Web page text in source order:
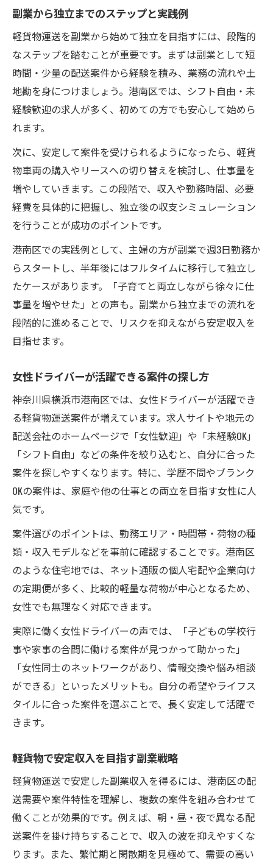
副業から独立までのステップと実践例
軽貨物運送を副業から始めて独立を目指すには、段階的
なステップを踏むことが重要です。まずは副業として短
時間・少量の配送案件から経験を積み、業務の流れや土
地勘を身につけましょう。港南区では、シフト自由・未
経験歓迎の求人が多く、初めての方でも安心して始めら
れます。
次に、安定して案件を受けられるようになったら、軽貨
物車両の購入やリースへの切り替えを検討し、仕事量を
増やしていきます。この段階で、収入や勤務時間、必要
経費を具体的に把握し、独立後の収支シミュレーション
を行うことが成功のポイントです。
港南区での実践例として、主婦の方が副業で週3日勤務か
らスタートし、半年後にはフルタイムに移行して独立し
たケースがあります。「子育てと両立しながら徐々に仕
事量を増やせた」との声も。副業から独立までの流れを
段階的に進めることで、リスクを抑えながら安定収入を
目指せます。
女性ドライバーが活躍できる案件の探し方
神奈川県横浜市港南区では、女性ドライバーが活躍でき
る軽貨物運送案件が増えています。求人サイトや地元の
配送会社のホームページで「女性歓迎」や「未経験OK」
「シフト自由」などの条件を絞り込むと、自分に合った
案件を探しやすくなります。特に、学歴不問やブランク
OKの案件は、家庭や他の仕事との両立を目指す女性に人
気です。
案件選びのポイントは、勤務エリア・時間帯・荷物の種
類・収入モデルなどを事前に確認することです。港南区
のような住宅地では、ネット通販の個人宅配や企業向け
の定期便が多く、比較的軽量な荷物が中心となるため、
女性でも無理なく対応できます。
実際に働く女性ドライバーの声では、「子どもの学校行
事や家事の合間に働ける案件が見つかって助かった」
「女性同士のネットワークがあり、情報交換や悩み相談
ができる」といったメリットも。自分の希望やライフス
タイルに合った案件を選ぶことで、長く安定して活躍で
きます。
軽貨物で安定収入を目指す副業戦略
軽貨物運送で安定した副業収入を得るには、港南区の配
送需要や案件特性を理解し、複数の案件を組み合わせて
働くことが効果的です。例えば、朝・昼・夜で異なる配
送案件を掛け持ちすることで、収入の波を抑えやすくな
ります。また、繁忙期と閑散期を見極めて、需要の高い